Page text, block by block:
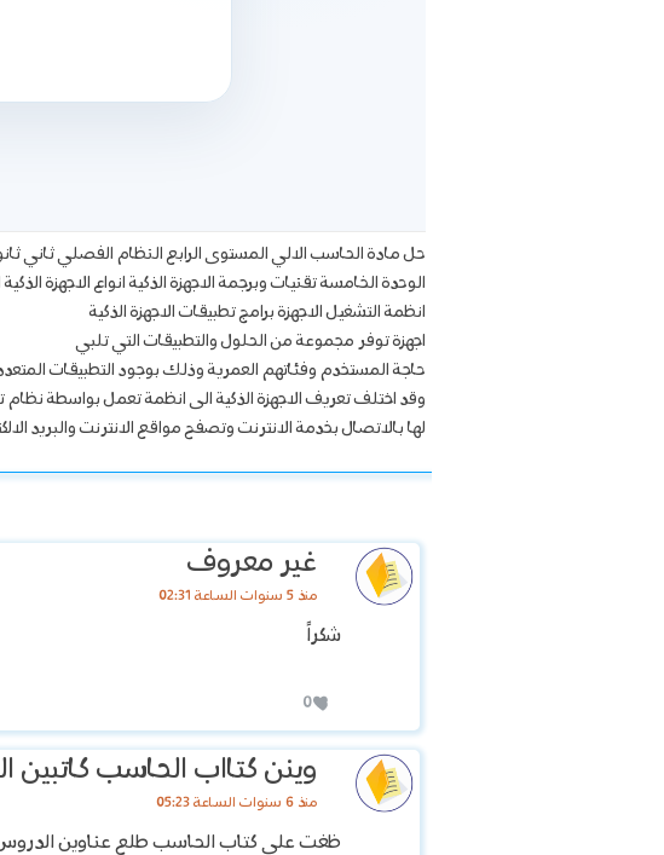
حل مادة الحاسب الالي المستوى الرابع النظام الفصلي ثاني
الوحدة الخامسة تقنيات وبرجمة الاجهزة الذكية انواع الاجهزة
انظمة التشغيل الاجهزة برامج تطبيقات الاجهزة الذكية
اجهزة توفر مجموعة من الحلول والتطبيقات التي تلبي
حاجة المستخدم وفئاتهم العمرية وذلك بوجود التطبيقات
وقد اختلف تعريف الاجهزة الذكية الى انظمة تعمل بواسطة
لها بالاتصال بخدمة الانترنت وتصفح مواقع الانترنت والبريد
غير معروف
منذ 5 سنوات الساعة 02:31
شكراً
0
وينن كتااب الحاسب كاتبين
منذ 6 سنوات الساعة 05:23
ظغت على كتاب الحاسب طلع عناوين